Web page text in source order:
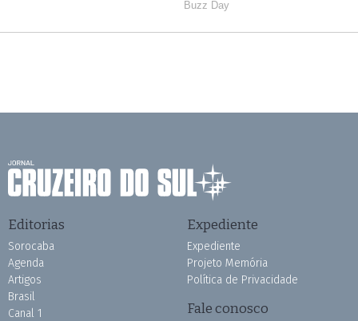
Editorias
Sorocaba
Agenda
Artigos
Brasil
Canal 1
Expediente
Expediente
Projeto Memória
Política de Privacidade
Fale conosco